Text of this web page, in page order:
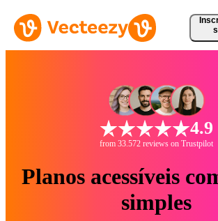
4.9
from 33.572 reviews on Trustpilot
Planos acessíveis
simples